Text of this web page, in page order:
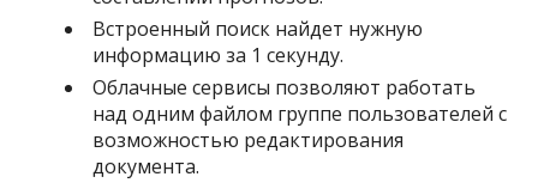
Встроенный поиск найдет нужную
информацию за 1 секунду.
Облачные сервисы позволяют работать
над одним файлом группе пользователей с
возможностью редактирования
документа.